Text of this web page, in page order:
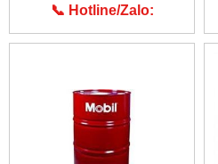
📞 Hotline/Zalo: